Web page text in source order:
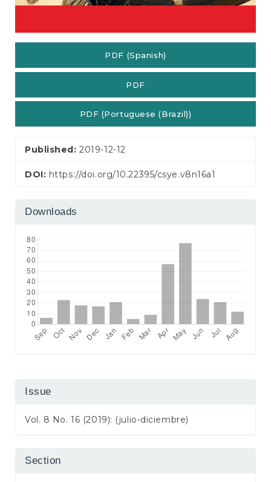
PDF (Spanish)
PDF
PDF (Portuguese (Brazil))
Published:2019-12-12
DOI: https://doi.org/10.22395/csye.v8n16a1
Downloads
Issue
Vol. 8 No. 16 (2019): (julio-diciembre)
Section